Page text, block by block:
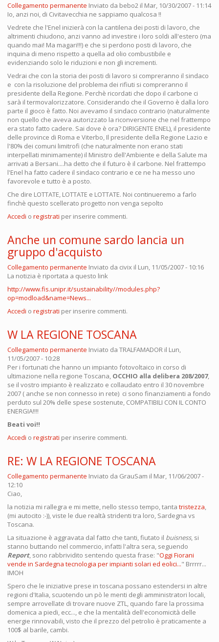
Collegamento permanente Inviato da bebo2 il Mar, 10/30/2007 - 11:14
Io, anzi noi, di Civitavecchia ne sappiamo qualcosa !!
Vedrete che l'Enel inizierà con la cantilena dei posti di lavoro, che
altrimenti chiudono, anzi vanno ad investire i loro soldi all'estero (ma
quando mai! Ma magari!!!) e che si perdono posti di lavoro, che
inquina di meno rispetto a quella ad olio combustibile e
evidenziando solo le riduzioni e non gli incrementi.
Vedrai che con la storia dei posti di lavoro si compreranno il sindaco
e con la risoluzione del problema dei rifiuti si compreranno il
presidente della Regione. Perchè ricordati che dopo il carbone ci
sarà il termovalorizzatore. Considerando che il Governo è dalla loro
parte il gioco è fatto. Noi avevamo il sindaco contrario (naturalmente
non quello che aveva autorizzato la riconversione che nel frattempo
era stato fatto cadere. Sai dove è ora? DIRIGENTE ENEL), il presidente
delle province di Roma e Viterbo, Il presidente della Regione Lazio e
l'80% dei comuni limitrofi (che naturalmente non erano stati
interpellati minimamente) il Ministro dell'Ambiente e della Salute ma
arrivati a Bersani....ha detto che il futuro è il carbone. Nel frattempo
l'Enel ha fatto cadere il sindaco contrario e ce ne ha messo uno
favorevole e tutto è a posto.
Che dire LOTTATE, LOTTATE e LOTTATE. Noi continueremo a farlo
finchè questo scellerato progetto non venga sepolto
Accedi o registrati per inserire commenti.
Anche un comune sardo lancia un
gruppo d'acquisto
Collegamento permanente Inviato da civix il Lun, 11/05/2007 - 10:16
La notizia è riportata a questo link
http://www.fis.unipr.it/sustainability//modules.php?
op=modload&name=News...
Accedi o registrati per inserire commenti.
W LA REGIONE TOSCANA
Collegamento permanente Inviato da TRALFAMADOR il Lun,
11/05/2007 - 10:28
Per i fortunati che hanno un impianto fotovoltaico in corso di
ultimazione nella regione Toscana, OCCHIO alla delibera 208/2007,
se il vostro impianto è realizzato e collaudato entro il 30 novembre
2007 ( anche se non connesso in rete) ci sono finanziamenti a fondo
perduto sul 20% delle spese sostenute, COMPATIBILI CON IL CONTO
ENERGIA!!!!
Beati voi!!
Accedi o registrati per inserire commenti.
RE: W LA REGIONE TOSCANA
Collegamento permanente Inviato da GrauSam il Mar, 11/06/2007 -
12:10
Ciao,
la notizia mi rallegra e mi mette, nello stesso tempo, tanta tristezza
(mi autocito :-)), viste le due realtà stridenti tra loro, Sardegna vs
Toscana.
La situazione è aggravata dal fatto che tanti, fiutato il buisness, si
stanno buttando nel commercio, infatti l'altra sera, seguendo
Report, sono rabbrividito sentendo questa frase: "Oggi Fiorani
vende in Sardegna tecnologia per impianti solari ed eolici..." Brrrrr...
IMOH
Spero che le iniziative prese in toscana possano estendersi in altre
regioni d'Italia, scuotendo un pò le menti degli amministratori locali,
sempre arrovellate di trovare nuove ZTL, quando fare la prossima
domenica a piedi, ecc..., e che la mentalità dell'economicità delle
energie rinnovabili, visto che il prezzo del petrolio è praticamente a
100$ al barile, cambi.